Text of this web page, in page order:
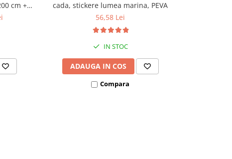
cm +
cada, stickere lumea marina, PEVA
56,58 Lei
IN STOC
ADAUGA IN COS
Compara